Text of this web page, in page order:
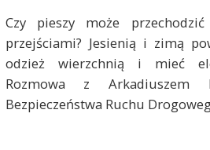
Czy pieszy może
przejściami? Jesienią i zimą
odzież wierzchnią i mieć
Rozmowa z
Bezpieczeństwa Ruchu